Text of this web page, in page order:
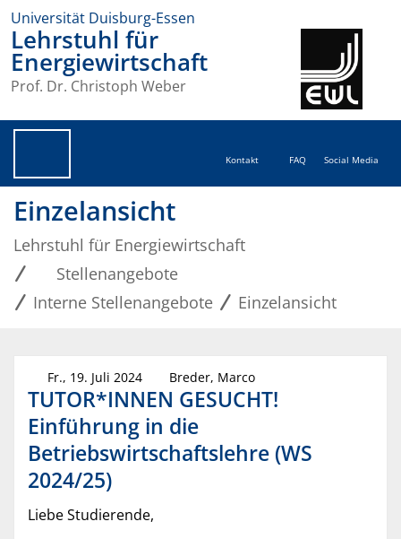
Universität Duisburg-Essen
Lehrstuhl für
Energiewirtschaft
Prof. Dr. Christoph Weber
Kontakt FAQ Social Media
Einzelansicht
Lehrstuhl für Energiewirtschaft
Stellenangebote
Interne Stellenangebote
Einzelansicht
Fr., 19. Juli 2024 Breder, Marco
TUTOR*INNEN GESUCHT!
Einführung in die
Betriebswirtschaftslehre (WS
2024/25)
Liebe Studierende,